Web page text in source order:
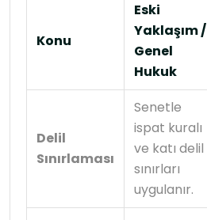
Konu
Eski
Yaklaşım /
Genel
Hukuk
Delil
Sınırlaması
Senetle
ispat kuralı
ve katı delil
sınırları
uygulanır.